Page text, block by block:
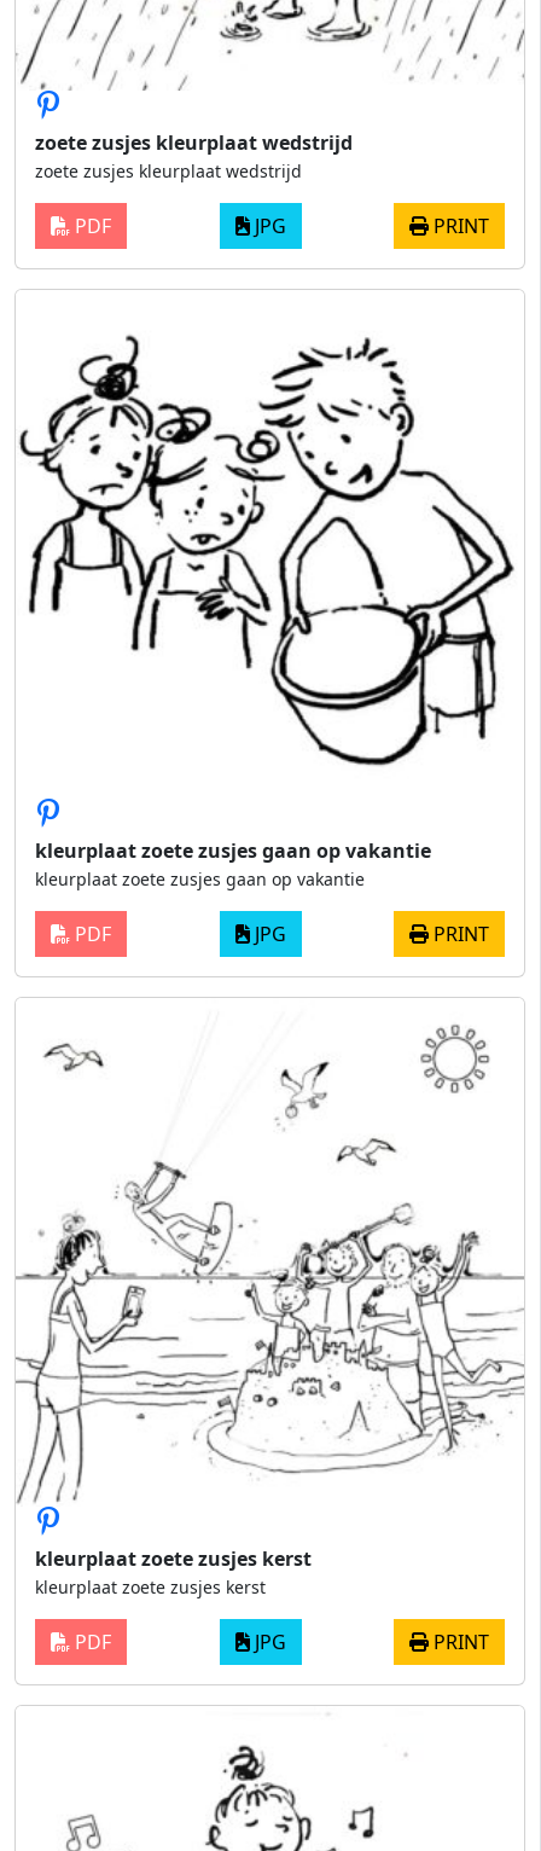
zoete zusjes kleurplaat wedstrijd
zoete zusjes kleurplaat wedstrijd
PDF JPG PRINT
kleurplaat zoete zusjes gaan op vakantie
kleurplaat zoete zusjes gaan op vakantie
PDF JPG PRINT
kleurplaat zoete zusjes kerst
kleurplaat zoete zusjes kerst
PDF JPG PRINT